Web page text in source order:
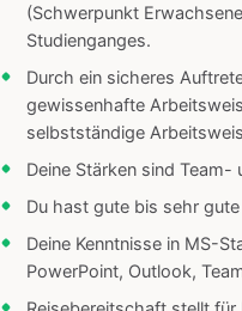
(Schwerpunkt
Studienganges.
Durch ein sicheres
gewissenhafte
selbstständige
Deine Stärken sind
Du hast gute bis sehr
Deine Kenntnisse in MS-
PowerPoint, Outlook,